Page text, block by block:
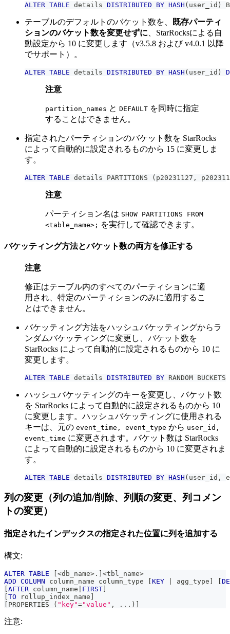
ALTER TABLE details DISTRIBUTED BY HASH ( user_id )
テーブルのデフォルトのバケット数を、
既存パーティ
ションのバケット数を変更せずに 、StarRocksによる自
動設定から 10 に変更します（v3.5.8 および v4.0.1 以降
でサポート）。
ALTER TABLE details DISTRIBUTED BY HASH ( user_id )
注意
partition_names と DEFAULT を同時に指定
することはできません。
指定されたパーティションのバケット数を StarRocks
によって自動的に設定されるものから 15 に変更しま
す。
ALTER TABLE details PARTITIONS ( p20231127 ,
注意
パーティション名は SHOW PARTITIONS FROM
<table_name>; を実行して確認できます。
バケッティング方法とバケット数の両方を修正する
注意
修正はテーブル内のすべてのパーティションに適
用され、特定のパーティションのみに適用するこ
とはできません。
バケッティング方法をハッシュバケッティングからラ
ンダムバケッティングに変更し、バケット数を
StarRocks によって自動的に設定されるものから 10 に
変更します。
ALTER TABLE details DISTRIBUTED BY RANDOM BUCKETS
ハッシュバケッティングのキーを変更し、バケット数
を StarRocks によって自動的に設定されるものから 10
に変更します。ハッシュバケッティングに使用される
キーは、元の event_time, event_type から user_id,
event_time に変更されます。バケット数は StarRocks
によって自動的に設定されるものから 10 に変更されま
す。
ALTER TABLE details DISTRIBUTED BY HASH ( user_id ,
列の変更（列の追加/削除、列順の変更、列コメン
トの変更）
指定されたインデックスの指定された位置に列を追加する
構文:
ALTER TABLE [<db_name> . ] <tbl_name>
ADD COLUMN column_name column_type [KEY agg_type ] [
[AFTER column_name FIRST]
[TO rollup_index_name ]
[ PROPERTIES ( "key"="value" , . . . ) ]
注意: